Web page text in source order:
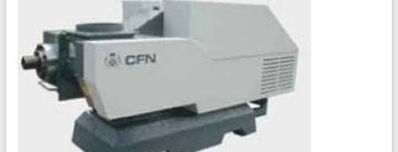
Stroje
a
zařízení
masivního